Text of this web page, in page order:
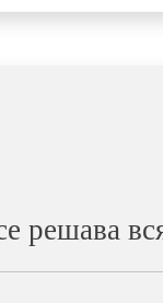
решава